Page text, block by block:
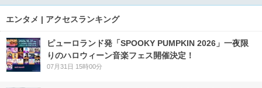
エンタメ | アクセスランキング
ピューロランド発「SPOOKY PUMPKIN 2026」一夜限
りのハロウィーン音楽フェス開催決定！
07月31日 15時00分